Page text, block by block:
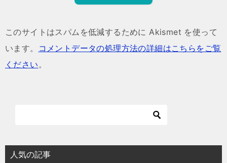
このサイトはスパムを低減するために Akismet を使って
います。
コメントデータの処理方法の詳細はこちらをご覧
ください。
人気の記事